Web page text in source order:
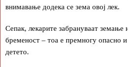
внимавање додека се зема овој лек.
Сепак, лекарите забрануваат земање
бременост – тоа е премногу опасно и
детето.